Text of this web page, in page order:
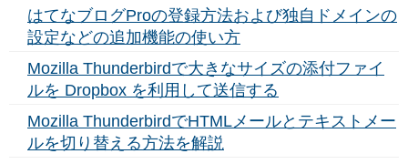
はてなブログProの登録方法および独自ドメインの
設定などの追加機能の使い方
Mozilla Thunderbirdで大きなサイズの添付ファイ
ルを Dropbox を利用して送信する
Mozilla ThunderbirdでHTMLメールとテキストメー
ルを切り替える方法を解説